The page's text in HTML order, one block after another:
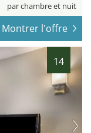
par chambre et nuit
Montrer l'offre
14